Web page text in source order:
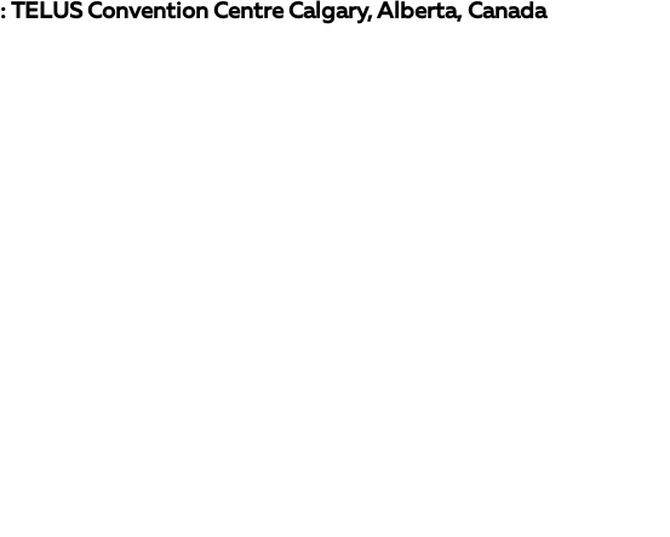
TELUS Convention Centre Calgary, Alberta, Canada